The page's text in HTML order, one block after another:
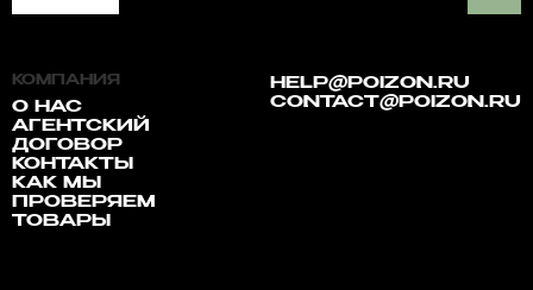
КОМПАНИЯ
О НАС
АГЕНТСКИЙ
ДОГОВОР
КОНТАКТЫ
КАК МЫ
ПРОВЕРЯЕМ
ТОВАРЫ
HELP@POIZON.RU
CONTACT@POIZON.RU